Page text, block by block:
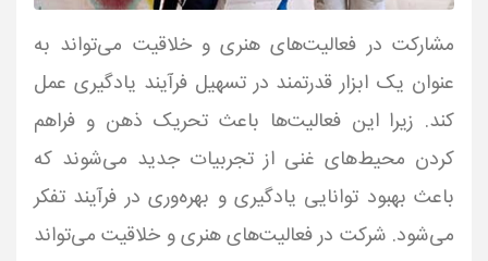
مشارکت در فعالیت‌های هنری و خلاقیت می‌تواند به
عنوان یک ابزار قدرتمند در تسهیل فرآیند یادگیری عمل
کند. زیرا این فعالیت‌ها باعث تحریک ذهن و فراهم
کردن محیط‌های غنی از تجربیات جدید می‌شوند که
باعث بهبود توانایی یادگیری و بهره‌وری در فرآیند تفکر
می‌شود. شرکت در فعالیت‌های هنری و خلاقیت می‌تواند